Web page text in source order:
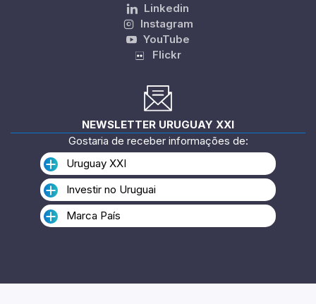
Linkedin
Instagram
YouTube
Flickr
NEWSLETTER URUGUAY XXI
Gostaria de receber informações de:
Uruguay XXI
Investir no Uruguai
Marca País